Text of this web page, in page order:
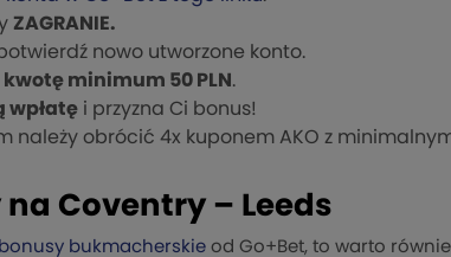
ZAGRANIE.
nowo utworzone konto.
minimum 50 PLN .
wpłatę i przyzna Ci bonus!
należy obrócić 4x kuponem AKO z minimalnym
na Coventry – Leeds
bonusy bukmacherskie od Go+Bet, to warto